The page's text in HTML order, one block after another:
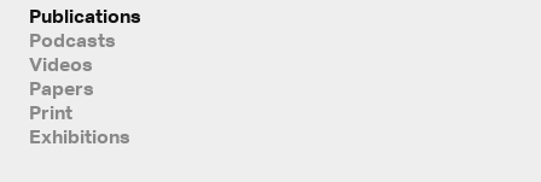
Publications
Podcasts
Videos
Papers
Print
Exhibitions